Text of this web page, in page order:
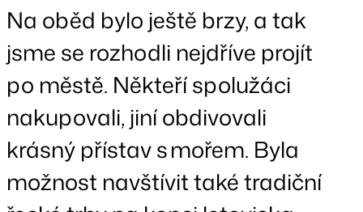
Na oběd bylo ještě brzy, a tak
jsme se rozhodli nejdříve projít
po městě. Někteří spolužáci
nakupovali, jiní obdivovali
krásný přístav s mořem. Byla
možnost navštívit také tradiční